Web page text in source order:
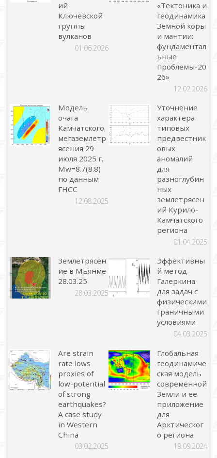
ий
Ключевской
группы
вулканов
01.06.2026
«Тектоника и
геодинамика
Земной коры
и мантии:
фундаментал
ьные
проблемы-20
26»
12.02.2026
Модель
очага
Камчатского
мегаземлетр
ясения 29
июля 2025 г.
Mw=8.7(8.8)
по данным
ГНСС
12.08.2025
Уточнение
характера
типовых
предвестник
овых
аномалий
для
разноглубин
ных
землетрясен
ий Курило-
Камчатского
региона
01.04.2025
Землетрясен
ие в Мьянме
28.03.25
28.03.2025
Эффективны
й метод
Галеркина
для задач с
физическими
граничными
условиями
04.03.2025
Are strain
rate lows
proxies of
low-potential
of strong
earthquakes?
A case study
in Western
China
03.02.2025
Глобальная
геодинамиче
ская модель
современной
Земли и ее
приложение
для
Арктическог
о региона
19.09.2024